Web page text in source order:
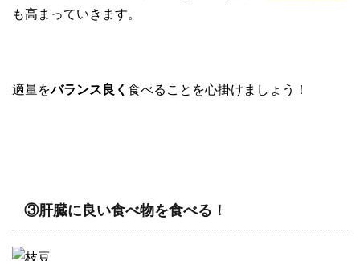
も高まっていきます。
適量をバランス良く 食べることを心掛けましょう！
③肝臓に良い食べ物を食べる！